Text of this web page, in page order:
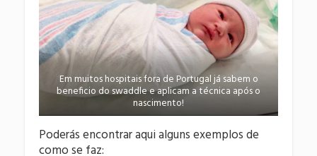
Em muitos hospitais fora de Portugal já sabem o
beneficio do swaddle e aplicam a técnica após o
nascimento!
Poderás encontrar aqui alguns exemplos de
como se faz: